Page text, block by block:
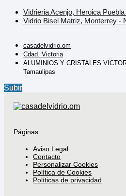
Vidrieria Acenjo, Heroica
Vidrio Bisel Matriz, Monterrey -
casadelvidrio.om
Cdad. Victoria
ALUMINIOS Y CRISTALES
Tamaulipas
Subir
Páginas
Aviso Legal
Contacto
Personalizar Cookies
Política de Cookies
Políticas de privacidad